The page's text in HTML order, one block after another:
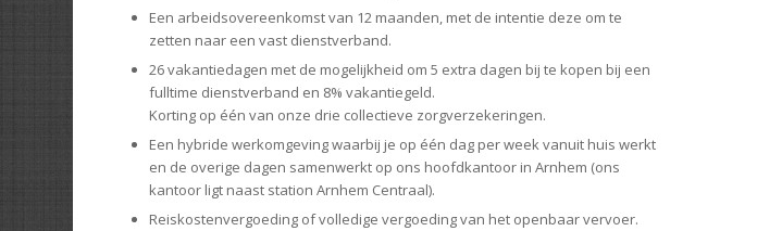
Een arbeidsovereenkomst van 12 maanden, met de intentie deze om te
zetten naar een vast dienstverband.
26 vakantiedagen met de mogelijkheid om 5 extra dagen bij te kopen bij een
fulltime dienstverband en 8% vakantiegeld.
Korting op één van onze drie collectieve zorgverzekeringen.
Een hybride werkomgeving waarbij je op één dag per week vanuit huis werkt
en de overige dagen samenwerkt op ons hoofdkantoor in Arnhem (ons
kantoor ligt naast station Arnhem Centraal).
Reiskostenvergoeding of volledige vergoeding van het openbaar vervoer.